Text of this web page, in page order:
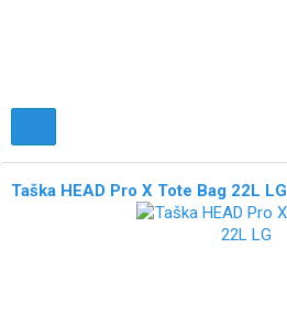
Taška HEAD Pro X Tote Bag 22L LG